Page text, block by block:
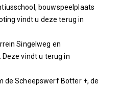
bouwspeelplaats
vindt u deze terug in
Singelweg en
vindt u terug in
de Scheepswerf Botter +, de